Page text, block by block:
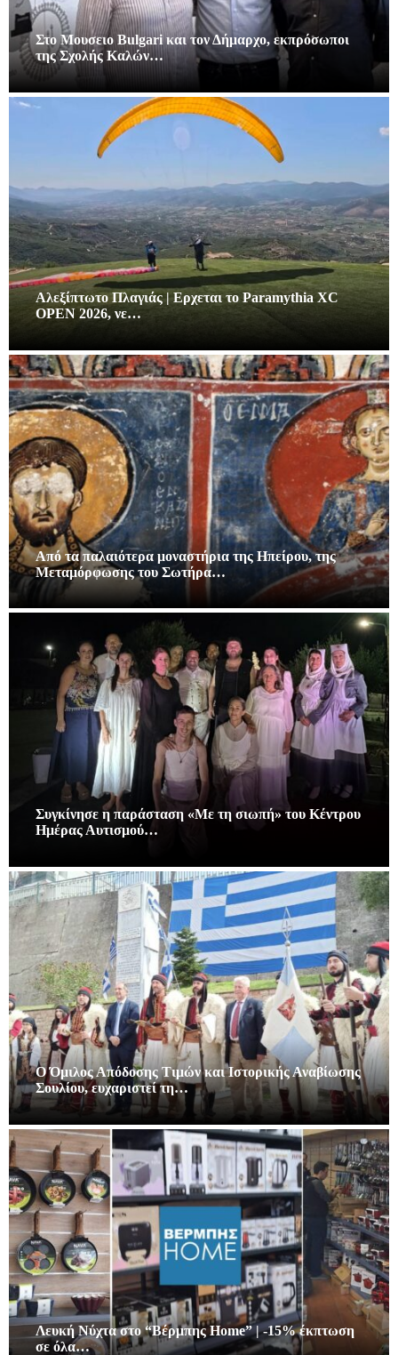
Στο Μουσειο Bulgari και τον Δήμαρχο, εκπρόσωποι
της Σχολής Καλών…
Αλεξίπτωτο Πλαγιάς | Ερχεται το Paramythia XC
OPEN 2026, νε…
Από τα παλαιότερα μοναστήρια της Ηπείρου, της
Μεταμόρφωσης του Σωτήρα…
Συγκίνησε η παράσταση «Με τη σιωπή» του Κέντρου
Ημέρας Αυτισμού…
Ο Όμιλος Απόδοσης Τιμών και Ιστορικής Αναβίωσης
Σουλίου, ευχαριστεί τη…
Λευκή Νύχτα στο “Βέρμπης Home” | -15% έκπτωση
σε όλα…